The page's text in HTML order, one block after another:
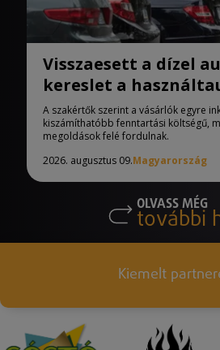
Visszaesett a dízel
kereslet a
A szakértők szerint a vásárlók egyre
kiszámíthatóbb fenntartási költségű,
megoldások felé fordulnak.
2026. augusztus 09.Magyarország
OLVASS MÉG
további
Kiemelt